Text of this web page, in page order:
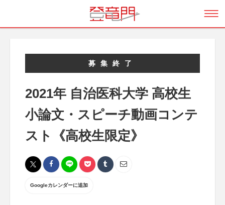
募集終了
2021年 自治医科大学 高校生
小論文・スピーチ動画コンテ
スト《高校生限定》
Googleカレンダーに追加